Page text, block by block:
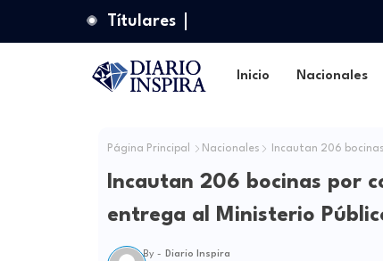
Títulares
Inicio Nacionales
Página Principal Nacionales Incautan 206
Incautan 206 bocinas por
entrega al Ministerio
By - Diario Inspira